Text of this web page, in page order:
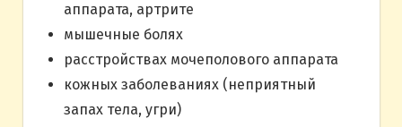
аппарата, артрите
мышечные болях
расстройствах мочеполового аппарата
кожных заболеваниях (неприятный
запах тела, угри)